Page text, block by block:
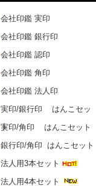
会社印鑑 実印
会社印鑑 銀行印
会社印鑑 認印
会社印鑑 角印
会社印鑑 法人印
実印/銀行印 はんこセッ
ト
実印/角印 はんこセット
銀行印/角印 はんこセット
法人用3本セット
法人用4本セット